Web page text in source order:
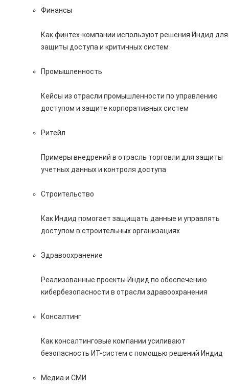
Финансы
Как финтех-компании используют решения Индид для
защиты доступа и критичных систем
Промышленность
Кейсы из отрасли промышленности по управлению
доступом и защите корпоративных систем
Ритейл
Примеры внедрений в отрасль торговли для защиты
учетных данных и контроля доступа
Строительство
Как Индид помогает защищать данные и управлять
доступом в строительных организациях
Здравоохранение
Реализованные проекты Индид по обеспечению
кибербезопасности в отрасли здравоохранения
Консалтинг
Как консалтинговые компании усиливают
безопасность ИТ-систем с помощью решений Индид
Медиа и СМИ